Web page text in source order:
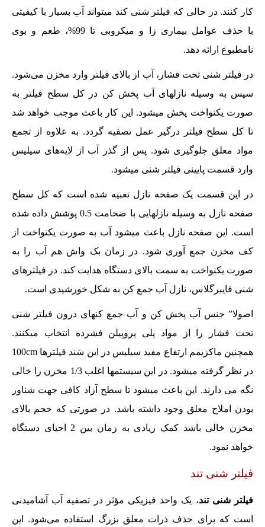
کار کنند. در حالی که فیلتر شنی کند میتواند آب بسیار با کیفیتی
با حذف عوامل بیماری زا و میکروبی تا 99%، طعم و بوی
نامطبوع ارائه دهد.
در فیلتر شنی تحت فشار، آب از بالای فیلتر وارد مخزن می‌شود.
سپس به وسیله نازلهای آب پخش کن در کل سطح فیلتر به
صورت یکنواخت پخش میشود. این کار باعث موجب خواهد شد
تا کل سطح فیلتر درگیر عمل تصفیه گردد. به علاوه از تجمع
مواد معلق جلوگیری شود. پس از گذر آب از لایه‌های سیلیس
وارد قسمت پایینی فیلتر شنی میشود.
در این قسمت یک صفحه نازل تعبیه شده است که کل سطح
صفحه نازل به وسیله نازلهایی با ضخامت 0.5 پوشش داده شده
است. این صفحه نازل باعث میشود آب به صورت یکنواخت از
کف مخزن جمع آوری شود. در زمان بک واش هم آب را به
صورت یکنواخت به سمت بالای دستگاه هدایت کند. در فیلترهای
شنی فایبرگلاس، نازل آب جمع کن به شکل خورشیدی است.
اصولا” جنس آب پخش کن و آب جمع کنهای درون فیلتر شنی
تحت فشار را از مواد پلی پروپیلن فشرده انتخاب میکنند.
همچنین ماکزیمم ارتفاع مفید سیلیس در این سَند فیلترها 100cm
در نظر گرفته میشود. در این سیستمها اغلب 1/3 مخزن را خالی
نگه می دارند. این باعث میشود تا سطح آزاد کافی جهت شناور
بودن املاح معلق وجود داشته باشد. در صورتی که حجم بالای
مخزن خالی باشد کمک زیادی به زمان بین 2 احیای دستگاه
خواهد نمود.
فیلتر شنی تند
فیلتر شنی تند، یک واحد فیزیکی مؤثر در تصفیه آب آشامیدنی
است که برای حذف ذرات معلق بزرگ استفاده می‌شود. این